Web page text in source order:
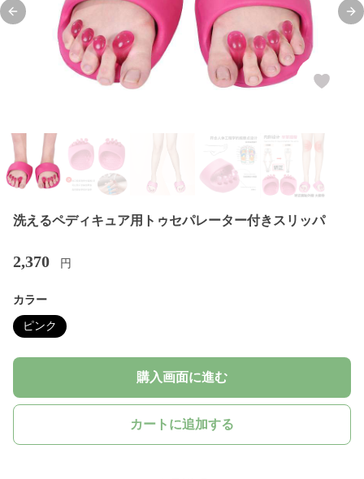
Previous slide
洗えるペディキュア用トゥセパレーター付きスリッパ
2,370 円
カラー
ピンク
購入画面に進む
カートに追加する